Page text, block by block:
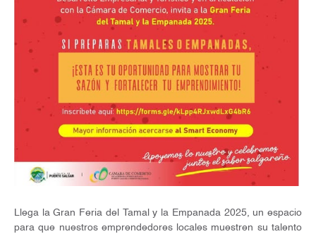
Llega la Gran Feria del Tamal y la Empanada 2025, un espacio
para que nuestros emprendedores locales muestren su talento